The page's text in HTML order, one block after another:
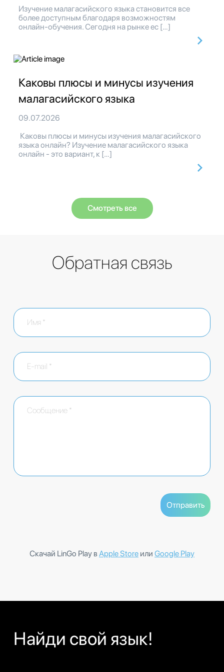
Изучение малагасийского языка становится все
более доступным благодаря возможностям
онлайн-обучения. Сегодня на рынке ес […]
Каковы плюсы и минусы изучения
малагасийского языка
09.07.2026
Каковы плюсы и минусы изучения малагасийского
языка онлайн? Изучение малагасийского языка
онлайн - это вариант, к […]
Смотреть все
Обратная связь
Скачай LinGo Play в Apple Store или Google Play
Найди свой язык!